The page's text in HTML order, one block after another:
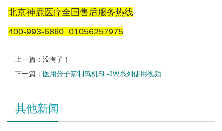
北京神鹿医疗全国售后服务热线
400-993-6860 01056257975
上一篇：没有了！
下一篇： 医用分子筛制氧机SL-3W系列使用视频
其他新闻